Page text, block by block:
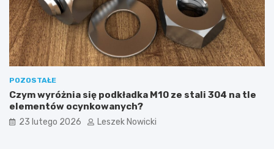
y
k
o
n
a
ć
POZOSTAŁE
Czym wyróżnia się podkładka M10 ze stali 304 na tle
elementów ocynkowanych?
23 lutego 2026 Leszek Nowicki